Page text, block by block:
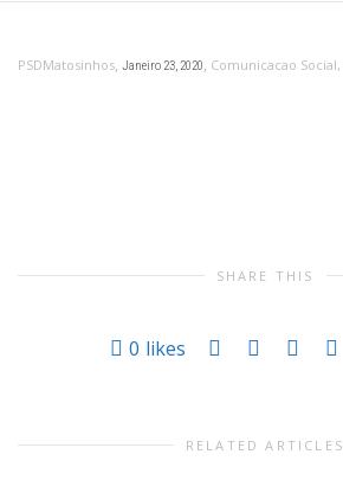
PSDMatosinhos, Janeiro 23, 2020, Comunicacao Social,
SHARE THIS
0 likes
RELATED ARTICLES